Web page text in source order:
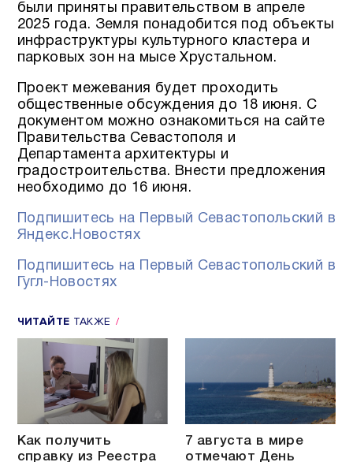
были приняты правительством в апреле
2025 года. Земля понадобится под объекты
инфраструктуры культурного кластера и
парковых зон на мысе Хрустальном.
Проект межевания будет проходить
общественные обсуждения до 18 июня. С
документом можно ознакомиться на сайте
Правительства Севастополя и
Департамента архитектуры и
градостроительства. Внести предложения
необходимо до 16 июня.
Подпишитесь на Первый Севастопольский в
Яндекс.Новостях
Подпишитесь на Первый Севастопольский в
Гугл-Новостях
ЧИТАЙТЕ ТАКЖЕ
Как получить
справку из Реестра
7 августа в мире
отмечают День